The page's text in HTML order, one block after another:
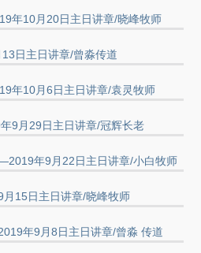
年10月20日主日讲章/晓峰牧师
日主日讲章/曾淼传道
年10月6日主日讲章/袁灵牧师
9月29日主日讲章/冠辉长老
年9月22日主日讲章/小白牧师
15日主日讲章/晓峰牧师
年9月8日主日讲章/曾淼 传道